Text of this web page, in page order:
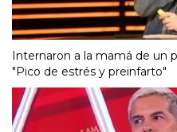
Internaron a la mamá de un
"Pico de estrés y preinfarto"